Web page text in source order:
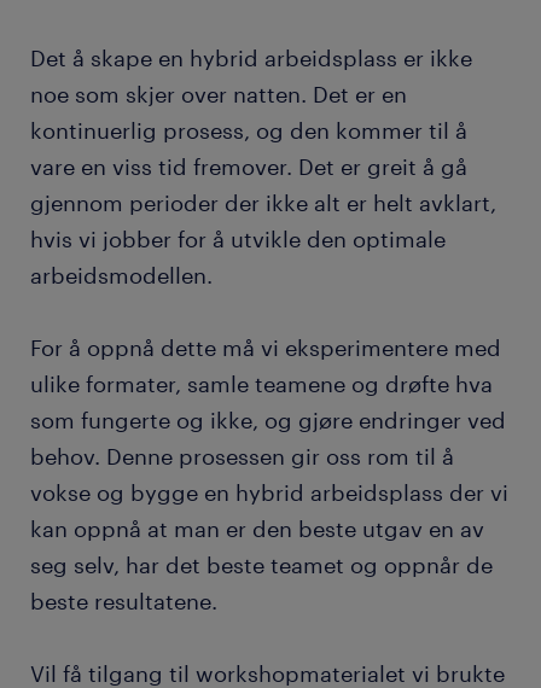
Det å skape en hybrid arbeidsplass er ikke
noe som skjer over natten. Det er en
kontinuerlig prosess, og den kommer til å
vare en viss tid fremover. Det er greit å gå
gjennom perioder der ikke alt er helt avklart,
hvis vi jobber for å utvikle den optimale
arbeidsmodellen.
For å oppnå dette må vi eksperimentere med
ulike formater, samle teamene og drøfte hva
som fungerte og ikke, og gjøre endringer ved
behov. Denne prosessen gir oss rom til å
vokse og bygge en hybrid arbeidsplass der vi
kan oppnå at man er den beste utgav en av
seg selv, har det beste teamet og oppnår de
beste resultatene.
Vil få tilgang til workshopmaterialet vi brukte